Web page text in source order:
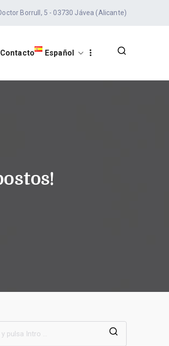
Borrull, 5 - 03730 Jávea (Alicante)
Contacto Español